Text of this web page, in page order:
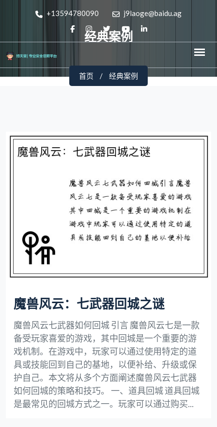
+13594780090 j9laoge@baidu.ag
经典案例
首页 经典案例
魔兽风云：七武器回城之谜
魔兽风云七武器如何回城 引言 魔兽风云七是一款
备受玩家喜爱的游戏，其中回城是一个重要的游
戏机制。在游戏中，玩家可以通过使用特定的道
具或技能回到自己的基地，以便补给、升级或保
护自己。本文将从多个方面阐述魔兽风云七武器
如何回城的策略和技巧。 一、道具回城 道具回城
是最常见的回城方式之一。玩家可以通过购买...